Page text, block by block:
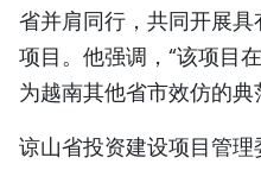
省并肩同行，共同开展
项目。他强调，“该项目
为越南其他省市效仿的典
谅山省投资建设项目管